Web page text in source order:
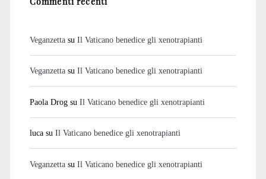
Veganzettasu Il Vaticano benedice gli xenotrapianti
Veganzettasu Il Vaticano benedice gli xenotrapianti
Paola Drogsu Il Vaticano benedice gli xenotrapianti
lucasu Il Vaticano benedice gli xenotrapianti
Veganzettasu Il Vaticano benedice gli xenotrapianti